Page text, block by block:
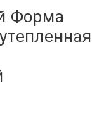
Форма